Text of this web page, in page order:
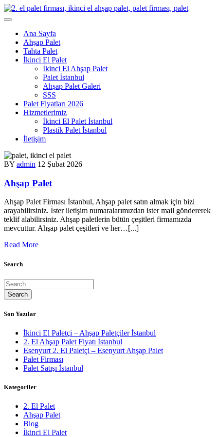
Skip
to
Ana Sayfa
Ahşap Palet
Tahta Palet
İkinci El Palet
İkinci El Ahşap Palet
Palet İstanbul
Ahşap Palet Galeri
SSS
Palet Fiyatları 2026
Hizmetlerimiz
İkinci El Palet İstanbul
Plastik Palet İstanbul
İletişim
BY admin 12 Şubat 2026
Ahşap Palet
Ahşap Palet Firması İstanbul, Ahşap palet satın almak için bizi
arayabilirsiniz. İster iletişim numaralarımızdan ister mail göndererek
teklif alabilirsiniz. Ahşap paletlerin bütün çeşitleri firmamızda
mevcuttur. Ahşap palet çeşitleri ve her…[...]
Read More
Search
Son Yazılar
İkinci El Paletçi – Ahşap Paletçiler İstanbul
2. El Ahşap Palet Fiyatı İstanbul
Esenyurt 2. El Paletçi – Esenyurt Ahşap Palet
Palet Firması
Palet Satışı İstanbul
Kategoriler
2. El Palet
Ahşap Palet
Blog
İkinci El Palet